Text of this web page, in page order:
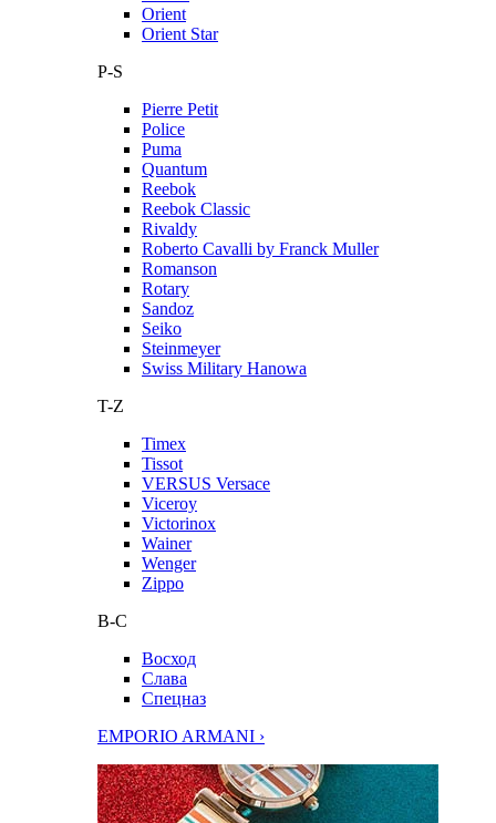
Orient
Orient Star
P-S
Pierre Petit
Police
Puma
Quantum
Reebok
Reebok Classic
Rivaldy
Roberto Cavalli by Franck Muller
Romanson
Rotary
Sandoz
Seiko
Steinmeyer
Swiss Military Hanowa
T-Z
Timex
Tissot
VERSUS Versace
Viceroy
Victorinox
Wainer
Wenger
Zippo
В-С
Восход
Слава
Спецназ
EMPORIO ARMANI ›